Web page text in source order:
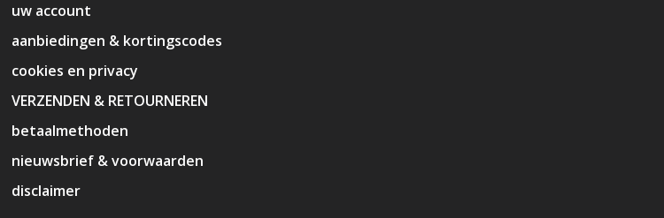
uw account
aanbiedingen & kortingscodes
cookies en privacy
VERZENDEN & RETOURNEREN
betaalmethoden
nieuwsbrief & voorwaarden
disclaimer